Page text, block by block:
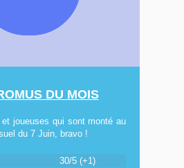
DU MOIS
joueuses qui sont monté au
du 7 Juin, bravo !
30/5 (+1)